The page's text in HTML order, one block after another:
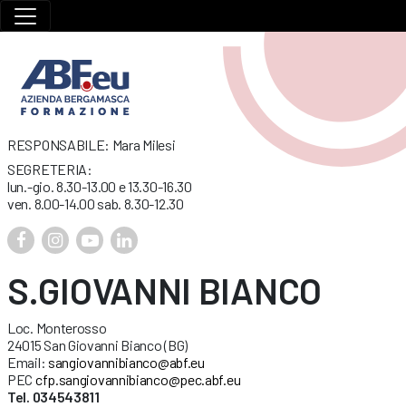
RESPONSABILE: Mara Milesi
SEGRETERIA:
lun.-gio. 8.30-13.00 e 13.30-16.30
ven. 8.00-14.00 sab. 8.30-12.30
S.GIOVANNI BIANCO
Loc. Monterosso
24015 San Giovanni Bianco (BG)
Email: sangiovannibianco@abf.eu
PEC cfp.sangiovannibianco@pec.abf.eu
Tel. 034543811